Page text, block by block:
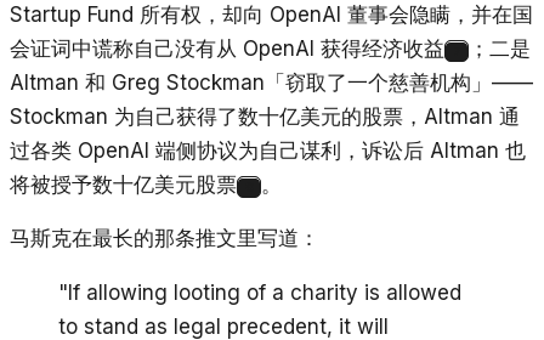
Startup Fund 所有权，却向 OpenAI 董事会隐瞒，并在国
会证词中谎称自己没有从 OpenAI 获得经济收益
；二是
Altman 和 Greg Stockman「窃取了一个慈善机构」——
Stockman 为自己获得了数十亿美元的股票，Altman 通
过各类 OpenAI 端侧协议为自己谋利，诉讼后 Altman 也
将被授予数十亿美元股票
。
马斯克在最长的那条推文里写道：
"If allowing looting of a charity is allowed
to stand as legal precedent, it will